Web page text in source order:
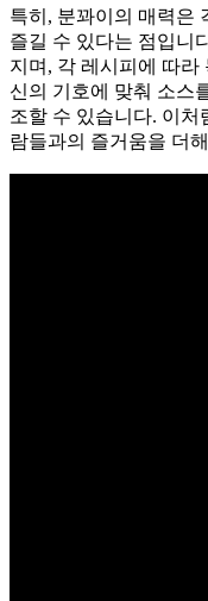
특히, 분꽈이의 매력은
즐길 수 있다는 점입니
지며, 각 레시피에 따
신의 기호에 맞춰 소스
조할 수 있습니다. 이
람들과의 즐거움을 더